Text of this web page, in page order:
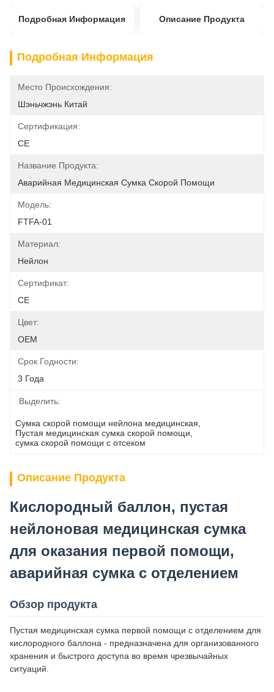
Подробная Информация Описание Продукта
Подробная Информация
Место Происхождения:
Шэньчжэнь Китай
Сертификация:
CE
Название Продукта:
Аварийная Медицинская Сумка Скорой Помощи
Модель:
FTFA-01
Материал:
Нейлон
Сертификат:
CE
Цвет:
OEM
Срок Годности:
3 Года
Выделить:
Сумка скорой помощи нейлона медицинская
Пустая медицинская сумка скорой помощи
сумка скорой помощи с отсеком
Описание Продукта
Кислородный баллон, пустая
нейлоновая медицинская сумка
для оказания первой помощи,
аварийная сумка с отделением
Обзор продукта
Пустая медицинская сумка первой помощи с отделением для
кислородного баллона - предназначена для организованного
хранения и быстрого доступа во время чрезвычайных
ситуаций.